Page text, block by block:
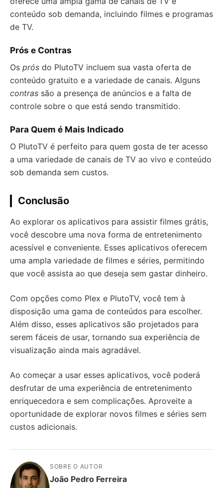
conteúdo sob demanda, incluindo filmes e programas
de TV.
Prós e Contras
Os prós do PlutoTV incluem sua vasta oferta de
conteúdo gratuito e a variedade de canais. Alguns
contras são a presença de anúncios e a falta de
controle sobre o que está sendo transmitido.
Para Quem é Mais Indicado
O PlutoTV é perfeito para quem gosta de ter acesso
a uma variedade de canais de TV ao vivo e conteúdo
sob demanda sem custos.
Conclusão
Ao explorar os aplicativos para assistir filmes grátis,
você descobre uma nova forma de entretenimento
acessível e conveniente. Esses aplicativos oferecem
uma ampla variedade de filmes e séries, permitindo
que você assista ao que deseja sem gastar dinheiro.
Com opções como Plex e PlutoTV, você tem à
disposição uma gama de conteúdos para escolher.
Além disso, esses aplicativos são projetados para
serem fáceis de usar, tornando sua experiência de
visualização ainda mais agradável.
Ao começar a usar esses aplicativos, você poderá
desfrutar de uma experiência de entretenimento
enriquecedora e sem complicações. Aproveite a
oportunidade de explorar novos filmes e séries sem
custos adicionais.
SOBRE O AUTOR
João Pedro Ferreira